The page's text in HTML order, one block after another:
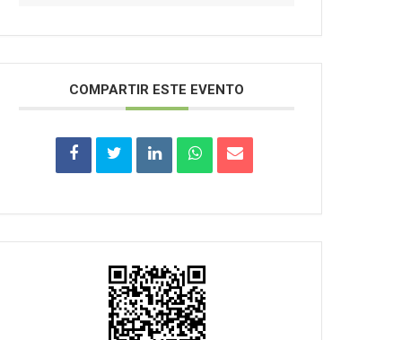
COMPARTIR ESTE EVENTO